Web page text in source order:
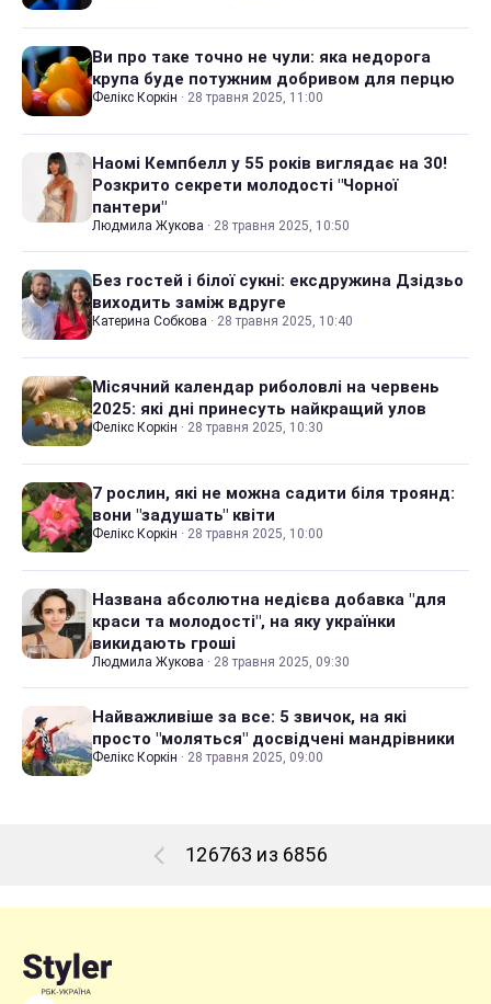
Ви про таке точно не чули: яка недорога
крупа буде потужним добривом для перцю
Фелікс Коркін · 28 травня 2025, 11:00
Наомі Кемпбелл у 55 років виглядає на 30!
Розкрито секрети молодості "Чорної
пантери"
Людмила Жукова · 28 травня 2025, 10:50
Без гостей і білої сукні: ексдружина Дзідзьо
виходить заміж вдруге
Катерина Собкова · 28 травня 2025, 10:40
Місячний календар риболовлі на червень
2025: які дні принесуть найкращий улов
Фелікс Коркін · 28 травня 2025, 10:30
7 рослин, які не можна садити біля троянд:
вони "задушать" квіти
Фелікс Коркін · 28 травня 2025, 10:00
Названа абсолютна недієва добавка "для
краси та молодості", на яку українки
викидають гроші
Людмила Жукова · 28 травня 2025, 09:30
Найважливіше за все: 5 звичок, на які
просто "моляться" досвідчені мандрівники
Фелікс Коркін · 28 травня 2025, 09:00
126763 из 6856